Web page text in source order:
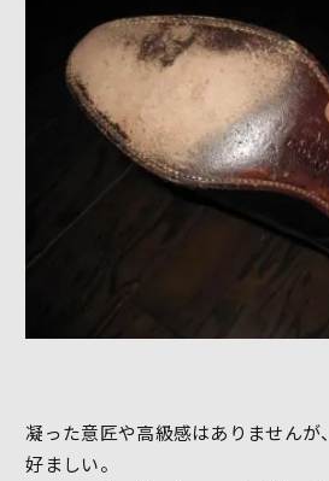
凝った意匠や高級感はありません
好ましい。